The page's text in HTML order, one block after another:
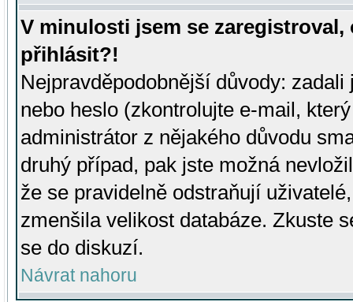
V minulosti jsem se
přihlásit?!
Nejpravděpodobnější důvody:
nebo heslo (zkontrolujte e-mail,
administrátor z nějakého důvodu
druhý případ, pak jste možná
že se pravidelně odstraňují
zmenšila velikost databáze. Zkuste
se do diskuzí.
Návrat nahoru